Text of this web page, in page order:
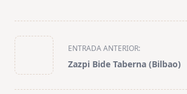
<span
class="nav-
subtitle
screen-
ENTRADA ANTERIOR:
Zazpi Bide Taberna (Bilbao)